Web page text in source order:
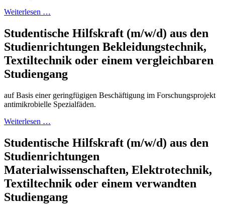
Weiterlesen …
Studentische Hilfskraft (m/w/d) aus den
Studienrichtungen Bekleidungstechnik,
Textiltechnik oder einem vergleichbaren
Studiengang
auf Basis einer geringfügigen Beschäftigung im Forschungsprojekt
antimikrobielle Spezialfäden.
Weiterlesen …
Studentische Hilfskraft (m/w/d) aus den
Studienrichtungen
Materialwissenschaften, Elektrotechnik,
Textiltechnik oder einem verwandten
Studiengang